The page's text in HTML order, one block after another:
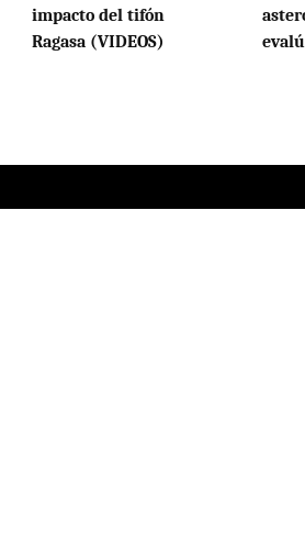
impacto del tifón
Ragasa (VIDEOS)